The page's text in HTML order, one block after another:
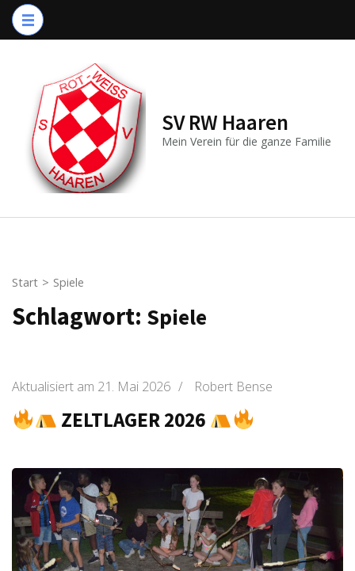
Zum
Inhalt
drücken)
SV RW Haaren
Mein Verein für die ganze Familie
Start > Spiele
Schlagwort: Spiele
Aktualisiert am 21. Mai 2026 / Robert Bense
ZELTLAGER 2026